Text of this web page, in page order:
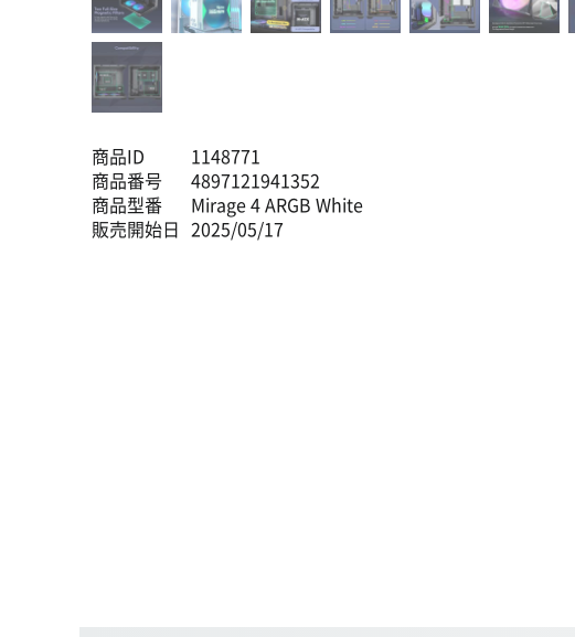
商品ID
1148771
商品番号
4897121941352
商品型番
Mirage 4 ARGB White
販売開始日 2025/05/17